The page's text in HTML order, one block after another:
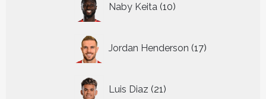
Naby Keita 10
producten
Jordan Henderson 17
producten
Luis Diaz 21
producten